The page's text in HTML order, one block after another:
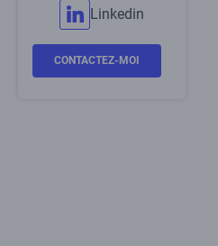
Linkedin
CONTACTEZ-MOI